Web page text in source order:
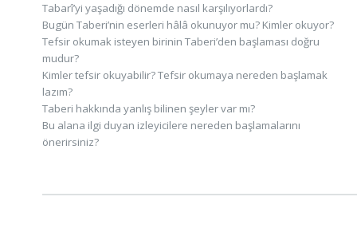
Tabarî’yi yaşadığı dönemde nasıl karşılıyorlardı?
Bugün Taberi’nin eserleri hâlâ okunuyor mu? Kimler okuyor?
Tefsir okumak isteyen birinin Taberi’den başlaması doğru
mudur?
Kimler tefsir okuyabilir? Tefsir okumaya nereden başlamak
lazım?
Taberi hakkında yanlış bilinen şeyler var mı?
Bu alana ilgi duyan izleyicilere nereden başlamalarını
önerirsiniz?